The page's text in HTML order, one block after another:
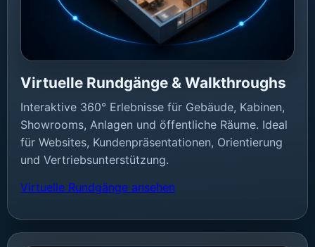
Virtuelle Rundgänge & Walkthroughs
Interaktive 360° Erlebnisse für Gebäude, Kabinen,
Showrooms, Anlagen und öffentliche Räume. Ideal
für Websites, Kundenpräsentationen, Orientierung
und Vertriebsunterstützung.
Virtuelle Rundgänge ansehen